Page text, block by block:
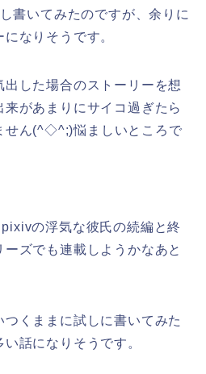
書いてみたのですが、余りに
なりそうです。
した場合のストーリーを想
があまりにサイコ過ぎたら
せん(^◇^;)悩ましいところで
の浮気な彼氏の続編と終
ズでも連載しようかなあと
くままに試しに書いてみた
話になりそうです。